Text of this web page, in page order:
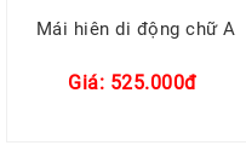
Mái hiên di động chữ A
Giá: 525.000đ